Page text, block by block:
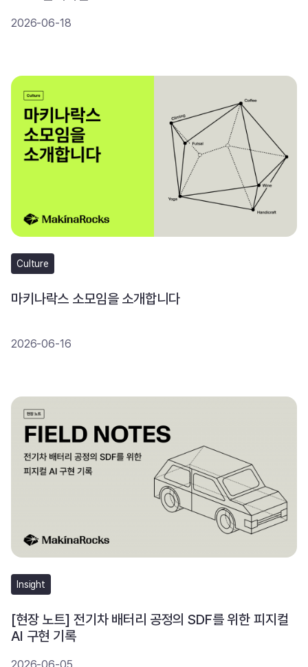
2026-06-18
Culture
마키나락스 소모임을 소개합니다
2026-06-16
Insight
[현장 노트] 전기차 배터리 공정의 SDF를 위한 피지컬
AI 구현 기록
2026-06-05